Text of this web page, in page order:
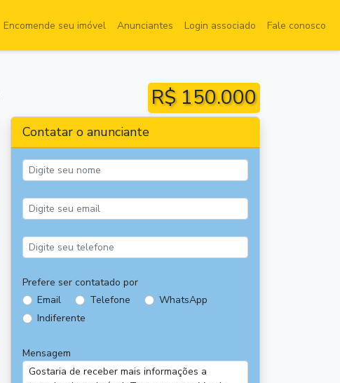
Encomende seu imóvel Anunciantes Login associado Fale conosco
R$ 150.000
Contatar o anunciante
Prefere ser contatado por
Email
Telefone
WhatsApp
Indiferente
Mensagem